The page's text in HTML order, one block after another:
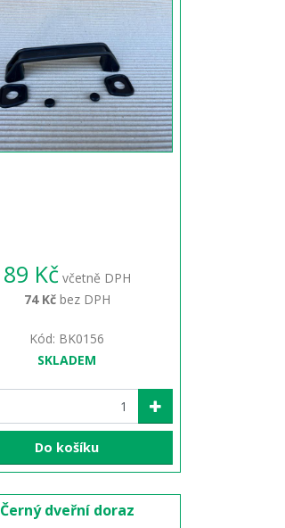
89 Kč včetně DPH
74 Kčbez DPH
Kód: BK0156
SKLADEM
Do košíku
Černý dveřní doraz